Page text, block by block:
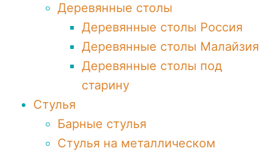
Деревянные столы
Деревянные столы Россия
Деревянные столы Малайзия
Деревянные столы под
старину
Стулья
Барные стулья
Стулья на металлическом